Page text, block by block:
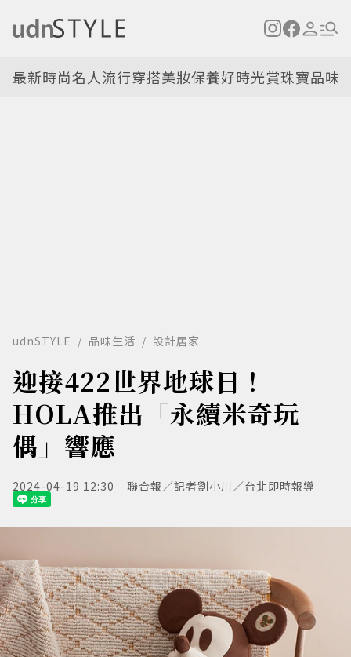
最新時尚名人流行穿搭美妝保養好時光賞珠寶品味
udnSTYLE 品味生活 設計居家
迎接422世界地球日！
HOLA推出「永續米奇玩
偶」響應
2024-04-19 12:30 聯合報／記者劉小川／台北即時報導